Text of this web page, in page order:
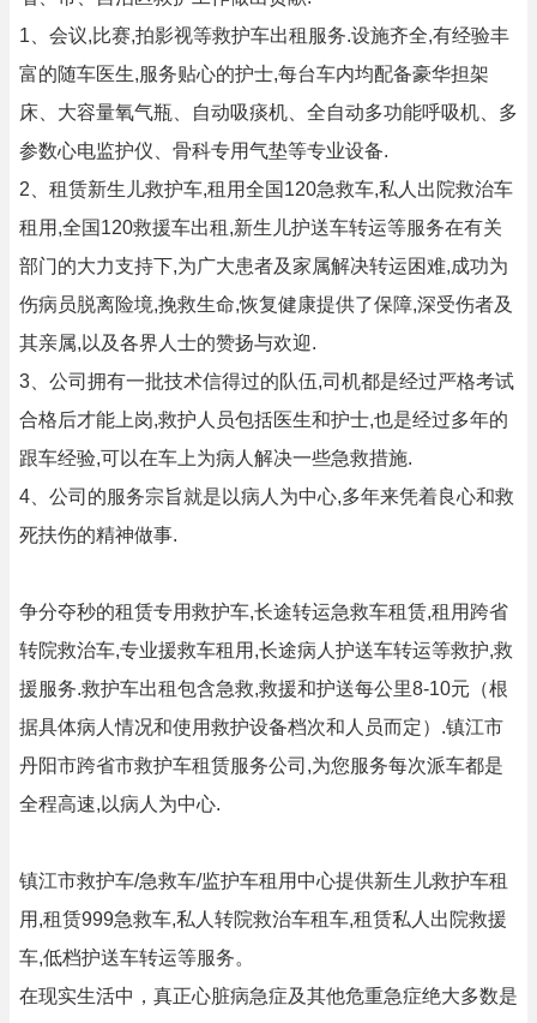
1、会议,比赛,拍影视等救护车出租服务.设施齐全,有经验丰
富的随车医生,服务贴心的护士,每台车内均配备豪华担架
床、大容量氧气瓶、自动吸痰机、全自动多功能呼吸机、多
参数心电监护仪、骨科专用气垫等专业设备.
2、租赁新生儿救护车,租用全国120急救车,私人出院救治车
租用,全国120救援车出租,新生儿护送车转运等服务在有关
部门的大力支持下,为广大患者及家属解决转运困难,成功为
伤病员脱离险境,挽救生命,恢复健康提供了保障,深受伤者及
其亲属,以及各界人士的赞扬与欢迎.
3、公司拥有一批技术信得过的队伍,司机都是经过严格考试
合格后才能上岗,救护人员包括医生和护士,也是经过多年的
跟车经验,可以在车上为病人解决一些急救措施.
4、公司的服务宗旨就是以病人为中心,多年来凭着良心和救
死扶伤的精神做事.
争分夺秒的租赁专用救护车,长途转运急救车租赁,租用跨省
转院救治车,专业援救车租用,长途病人护送车转运等救护,救
援服务.救护车出租包含急救,救援和护送每公里8-10元（根
据具体病人情况和使用救护设备档次和人员而定）.镇江市
丹阳市跨省市救护车租赁服务公司,为您服务每次派车都是
全程高速,以病人为中心.
镇江市救护车/急救车/监护车租用中心提供新生儿救护车租
用,租赁999急救车,私人转院救治车租车,租赁私人出院救援
车,低档护送车转运等服务。
在现实生活中，真正心脏病急症及其他危重急症绝大多数是